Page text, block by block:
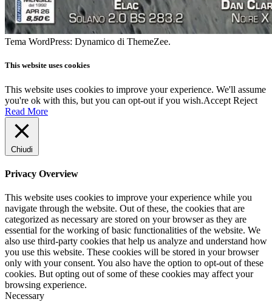
Tema WordPress: Dynamico di ThemeZee.
This website uses cookies
This website uses cookies to improve your experience. We'll assume
you're ok with this, but you can opt-out if you wish.Accept Reject
Read More
Chiudi
Privacy Overview
This website uses cookies to improve your experience while you
navigate through the website. Out of these, the cookies that are
categorized as necessary are stored on your browser as they are
essential for the working of basic functionalities of the website. We
also use third-party cookies that help us analyze and understand how
you use this website. These cookies will be stored in your browser
only with your consent. You also have the option to opt-out of these
cookies. But opting out of some of these cookies may affect your
browsing experience.
Necessary